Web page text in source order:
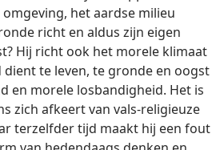
het aardse milieu
richt en aldus zijn eigen
Hij richt ook het morele klimaat
te leven, te gronde en oogst
en morele losbandigheid. Het is
zich afkeert van vals-religieuze
terzelfder tijd maakt hij een fout